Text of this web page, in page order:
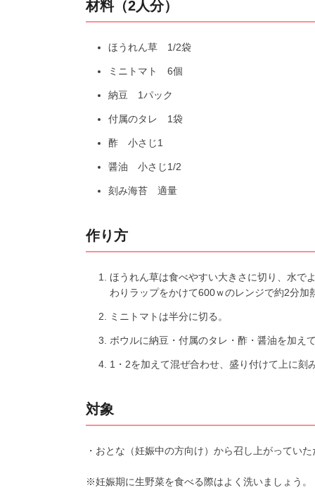
材料（2人分）
ほうれん草 1/2袋
ミニトマト 6個
納豆 1パック
付属のタレ 1袋
酢 小さじ1
醤油 小さじ1/2
刻み海苔 適量
作り方
ほうれん草は食べやすい大きさに切り、水で
わりラップをかけて600ｗのレンジで約2分加
ミニトマトは半分に切る。
ボウルに納豆・付属のタレ・酢・醤油を加え
1・2を加えて混ぜ合わせ、盛り付けて上に刻
対象
・おとな（妊娠中の方向け）から召し上がってい
※妊娠期に生野菜を食べる際はよく洗いましょう。